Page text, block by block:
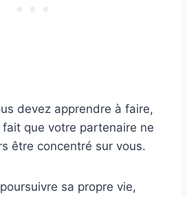
devez apprendre à faire,
fait que votre partenaire ne
être concentré sur vous.
sa propre vie,